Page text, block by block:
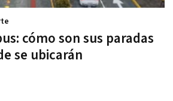
cómo son sus paradas
se ubicarán